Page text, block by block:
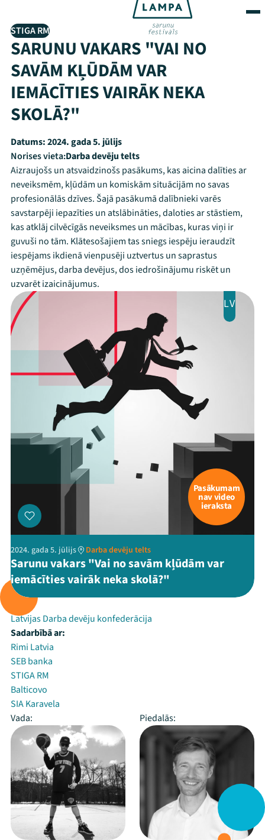
STIGA RM
SARUNU VAKARS "VAI NO
SAVĀM KĻŪDĀM VAR
IEMĀCĪTIES VAIRĀK NEKA
SKOLĀ?"
Datums:2024. gada 5. jūlijs
Norises vieta:Darba devēju telts
Aizraujošs un atsvaidzinošs pasākums, kas aicina dalīties ar
neveiksmēm, kļūdām un komiskām situācijām no savas
profesionālās dzīves. Šajā pasākumā dalībnieki varēs
savstarpēji iepazīties un atslābināties, daloties ar stāstiem,
kas atklāj cilvēcīgās neveiksmes un mācības, kuras viņi ir
guvuši no tām. Klātesošajiem tas sniegs iespēju ieraudzīt
iespējams ikdienā vienpusēji uztvertus un saprastus
uzņēmējus, darba devējus, dos iedrošinājumu riskēt un
uzvarēt izaicinājumus.
LV
Pasākumam
nav video
ieraksta
2024. gada 5. jūlijs Darba devēju telts
Sarunu vakars "Vai no savām kļūdām var
iemācīties vairāk neka skolā?"
Latvijas Darba devēju konfederācija
Sadarbībā ar:
Rimi Latvia
SEB banka
STIGA RM
Balticovo
SIA Karavela
Vada:
Piedalās: